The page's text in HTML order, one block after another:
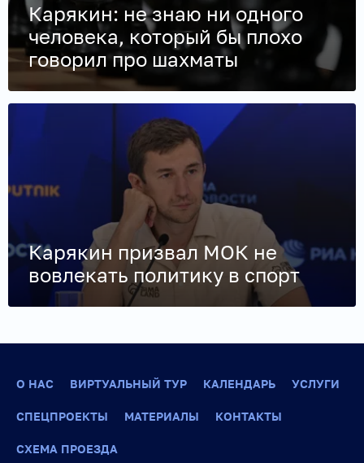
Карякин: не знаю ни одного
человека, который бы плохо
говорил про шахматы
Карякин призвал МОК не
вовлекать политику в спорт
О НАС ВИРТУАЛЬНЫЙ ТУР КАЛЕНДАРЬ УСЛУГИ
СПЕЦПРОЕКТЫ МАТЕРИАЛЫ КОНТАКТЫ
СХЕМА ПРОЕЗДА